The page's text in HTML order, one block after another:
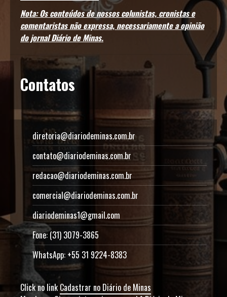
Nota: Os conteúdos de nossos colunistas, cronistas e
comentaristas não expressa, necessariamente a opinião
do jornal Diário de Minas.
Contatos
diretoria@diariodeminas.com.br
contato@diariodeminas.com.br
redacao@diariodeminas.com.br
comercial@diariodeminas.com.br
diariodeminas1@gmail.com
Fone: (31) 3079-3865
WhatsApp: +55 31 9224-8383
Click no link Cadastrar no Diário de Minas